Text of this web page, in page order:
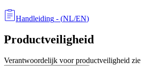
Handleiding - (NL/EN)
Productveiligheid
Verantwoordelijk voor productveiligheid zie